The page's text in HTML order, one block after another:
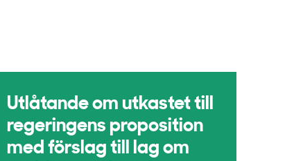
Utlåtande om utkastet till
regeringens proposition
med förslag till lag om